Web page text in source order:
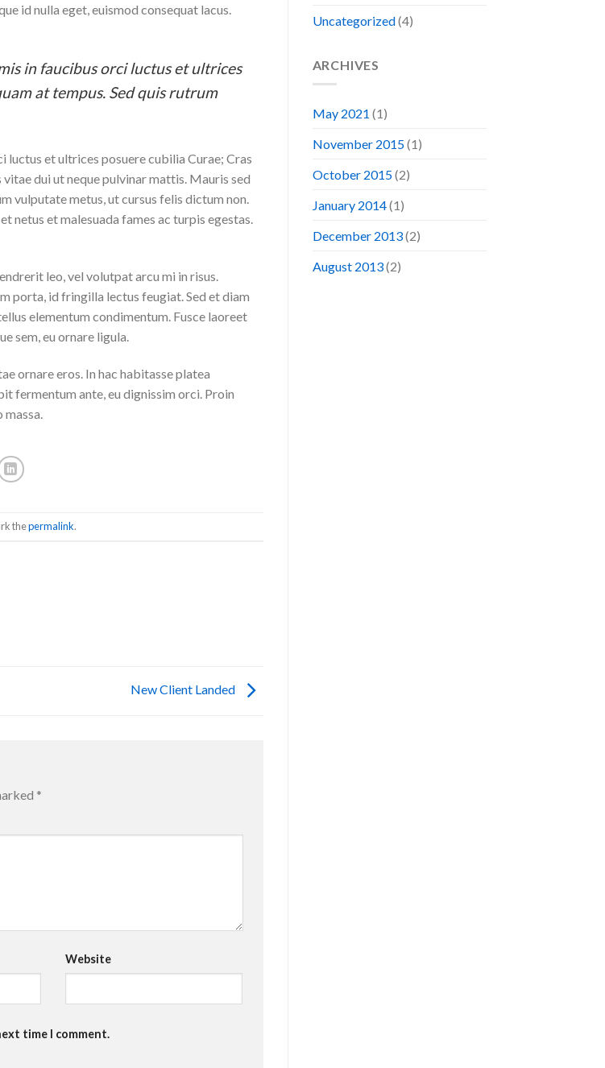
id nulla eget, euismod consequat lacus.
in faucibus orci luctus et ultrices
at tempus. Sed quis rutrum
et ultrices posuere cubilia Curae; Cras
dui ut neque pulvinar mattis. Mauris sed
vulputate metus, ut cursus felis dictum non.
netus et malesuada fames ac turpis egestas.
leo, vel volutpat arcu mi in risus.
porta, id fringilla lectus feugiat. Sed et diam
elementum condimentum. Fusce laoreet
sem, eu ornare ligula.
ornare eros. In hac habitasse platea
fermentum ante, eu dignissim orci. Proin
massa.
thepermalink.
New Client Landed
*
Website
time I comment.
Uncategorized(4)
ARCHIVES
May 2021 (1)
November 2015(1)
October 2015(2)
January 2014(1)
December 2013(2)
August 2013(2)